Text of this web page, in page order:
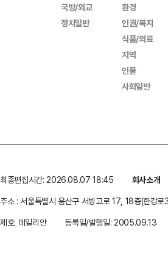
국방/외교
정치일반
환경
인권/복지
식품/의료
지역
인물
사회일반
최종편집시간: 2026.08.07 18:45 회사소개
주소 : 서울특별시 용산구 서빙고로 17, 18층(한강
제호: 데일리안
등록일/발행일: 2005.09.13